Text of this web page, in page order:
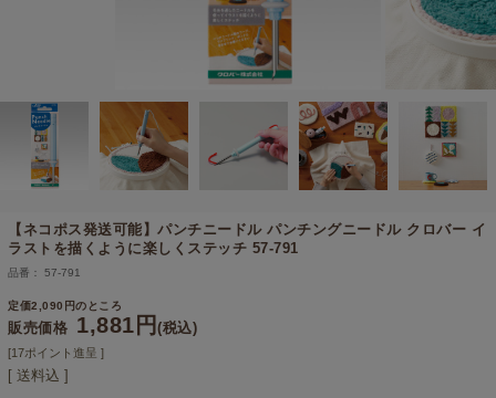
【ネコポス発送可能】パンチニードル パンチングニードル クロバー イ
ラストを描くように楽しくステッチ 57-791
品番： 57-791
定価2,090円のところ
販売価格 1,881円(税込)
[17ポイント進呈 ]
[ 送料込 ]